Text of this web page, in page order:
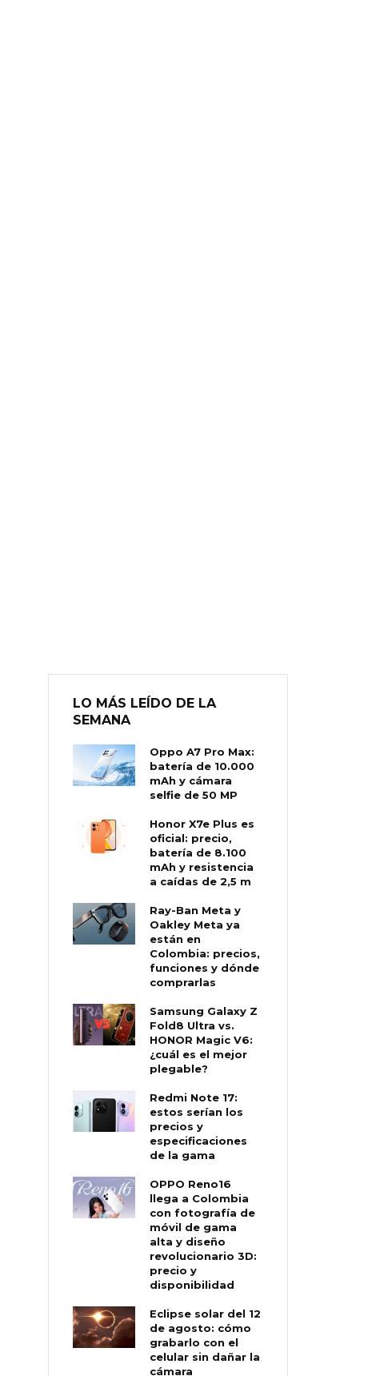
LO MÁS LEÍDO DE LA
SEMANA
Oppo A7 Pro Max:
batería de 10.000
mAh y cámara
selfie de 50 MP
Honor X7e Plus es
oficial: precio,
batería de 8.100
mAh y resistencia
a caídas de 2,5 m
Ray-Ban Meta y
Oakley Meta ya
están en
Colombia: precios,
funciones y dónde
comprarlas
Samsung Galaxy Z
Fold8 Ultra vs.
HONOR Magic V6:
¿cuál es el mejor
plegable?
Redmi Note 17:
estos serían los
precios y
especificaciones
de la gama
OPPO Reno16
llega a Colombia
con fotografía de
móvil de gama
alta y diseño
revolucionario 3D:
precio y
disponibilidad
Eclipse solar del 12
de agosto: cómo
grabarlo con el
celular sin dañar la
cámara